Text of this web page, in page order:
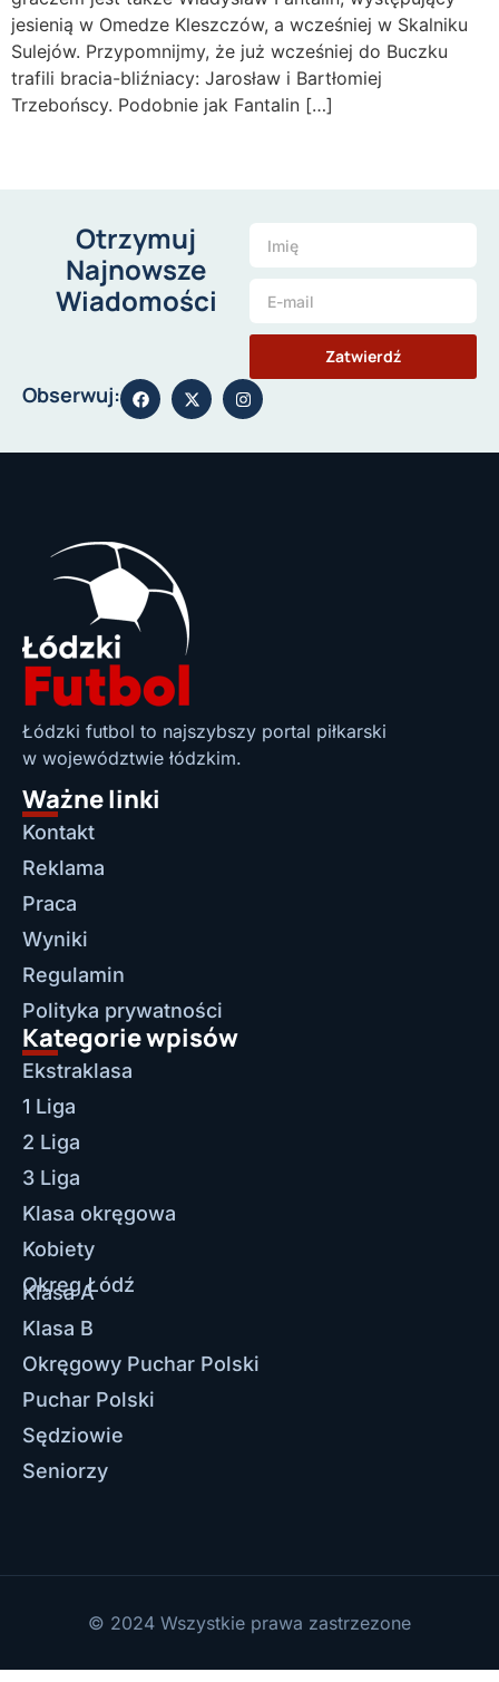
jesienią w Omedze Kleszczów, a wcześniej w Skalniku
Sulejów. Przypomnijmy, że już wcześniej do Buczku
trafili bracia-bliźniacy: Jarosław i Bartłomiej
Trzebońscy. Podobnie jak Fantalin […]
Otrzymuj
Najnowsze
Wiadomości
Zatwierdź
Obserwuj:
Łódzki futbol to najszybszy portal piłkarski
w województwie łódzkim.
Ważne linki
Kontakt
Reklama
Praca
Wyniki
Regulamin
Polityka prywatności
Kategorie wpisów
Ekstraklasa
1 Liga
2 Liga
3 Liga
Klasa okręgowa
Kobiety
Okręg Łódź
Klasa A
Klasa B
Okręgowy Puchar Polski
Puchar Polski
Sędziowie
Seniorzy
© 2024 Wszystkie prawa zastrzezone